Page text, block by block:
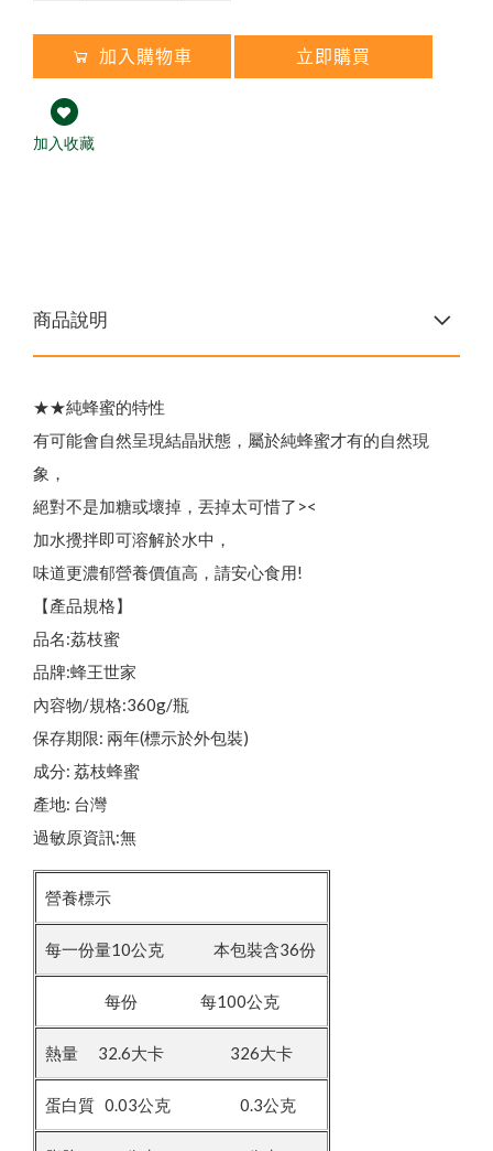
加入購物車 立即購買
加入收藏
商品說明
★★純蜂蜜的特性
有可能會自然呈現結晶狀態，屬於純蜂蜜才有的自然現
象，
絕對不是加糖或壞掉，丟掉太可惜了><
加水攪拌即可溶解於水中，
味道更濃郁營養價值高，請安心食用!
【產品規格】
品名:荔枝蜜
品牌:蜂王世家
內容物/規格:360g/瓶
保存期限: 兩年(標示於外包裝)
成分: 荔枝蜂蜜
產地: 台灣
過敏原資訊:無
營養標示
每一份量10公克 本包裝含36份
每份 每100公克
熱量 32.6大卡 326大卡
蛋白質 0.03公克 0.3公克